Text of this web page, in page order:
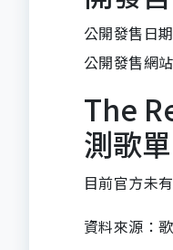
公開發售日
公開發售網站
The
測歌單
目前官方未
資料來源：